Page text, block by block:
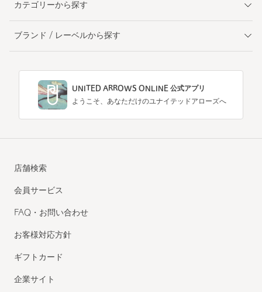
カテゴリーから探す
ブランド / レーベルから探す
UNITED ARROWS ONLINE 公式アプリ
ようこそ、あなただけのユナイテッドアローズへ
店舗検索
会員サービス
FAQ・お問い合わせ
お客様対応方針
ギフトカード
企業サイト